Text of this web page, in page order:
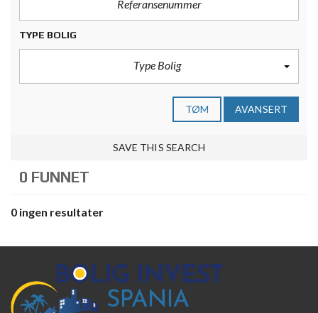
TYPE BOLIG
Type Bolig
TØM AVANSERT
SAVE THIS SEARCH
0 FUNNET
0 ingen resultater